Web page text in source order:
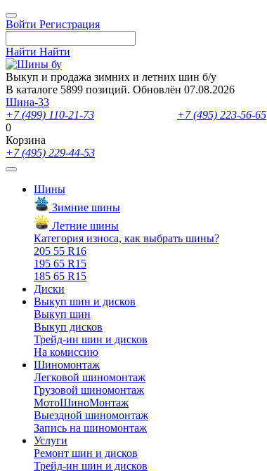
Войти Регистрация
Найти Найти
Выкуп и продажа зимних и летних шин б/у
В каталоге 5899 позиций. Обновлён 07.08.2026
Шина-33
+7 (499) 110-21-73
+7 (495) 223-56-65
0
Корзина
+7 (495) 229-44-53
Шины
Зимние шины
Летние шины
Категория износа, как выбрать шины?
205 55 R16
195 65 R15
185 65 R15
Диски
Выкуп шин и дисков
Выкуп шин
Выкуп дисков
Трейд-ин шин и дисков
На комиссию
Шиномонтаж
Легковой шиномонтаж
Грузовой шиномонтаж
МотоШиноМонтаж
Выездной шиномонтаж
Запись на шиномонтаж
Услуги
Ремонт шин и дисков
Трейд-ин шин и дисков